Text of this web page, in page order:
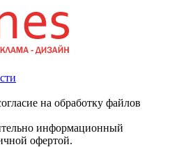
на обработку файлов
информационный
офертой.